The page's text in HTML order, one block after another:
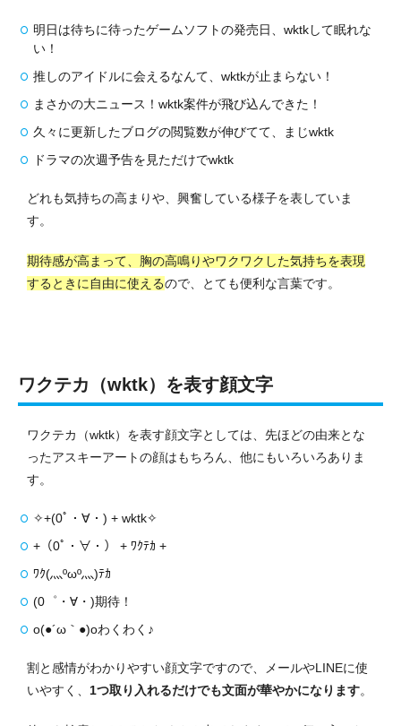
明日は待ちに待ったゲームソフトの発売日、wktkして眠れな
い！
推しのアイドルに会えるなんて、wktkが止まらない！
まさかの大ニュース！wktk案件が飛び込んできた！
久々に更新したブログの閲覧数が伸びてて、まじwktk
ドラマの次週予告を見ただけでwktk
どれも気持ちの高まりや、興奮している様子を表していま
す。
期待感が高まって、胸の高鳴りやワクワクした気持ちを表現
するときに自由に使えるので、とても便利な言葉です。
ワクテカ（wktk）を表す顔文字
ワクテカ（wktk）を表す顔文字としては、先ほどの由来とな
ったアスキーアートの顔はもちろん、他にもいろいろありま
す。
✧+(0ﾟ・∀・) + wktk✧
+（0ﾟ・∀・） + ﾜｸﾃｶ +
ﾜｸ(灬ºωº灬)ﾃｶ
(0゜・∀・)期待！
o(●´ω｀●)oわくわく♪
割と感情がわかりやすい顔文字ですので、メールやLINEに使
いやすく、 1つ取り入れるだけでも文面が華やかになります。